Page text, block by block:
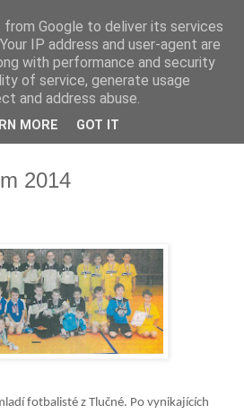
2014
fotbalisté z Tlučné. Po vynikajících
Google to deliver its services
IP address and user-agent are
with performance and security
of service, generate usage
and address abuse.
MORE GOT IT